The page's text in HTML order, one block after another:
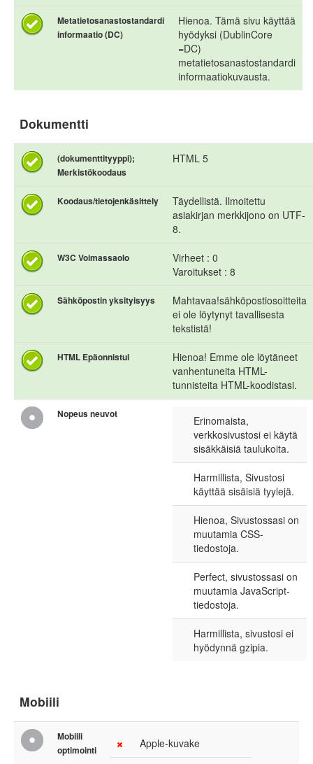
Metatietosanastostandardi
informaatio (DC)
Hienoa. Tämä sivu käyttää
hyödyksi (DublinCore
=DC)
metatietosanastostandardi
informaatiokuvausta.
Dokumentti
(dokumenttityyppi);
Merkistökoodaus
HTML 5
Koodaus/tietojenkäsittely
Täydellistä. Ilmoitettu
asiakirjan merkkijono on UTF-
8.
W3C Voimassaolo
Virheet : 0
Varoitukset : 8
Sähköpostin yksityisyys
Mahtavaa!sähköpostiosoitteita
ei ole löytynyt tavallisesta
tekstistä!
HTML Epäonnistui
Hienoa! Emme ole löytäneet
vanhentuneita HTML-
tunnisteita HTML-koodistasi.
Nopeus neuvot
Erinomaista,
verkkosivustosi ei käytä
sisäkkäisiä taulukoita.
Harmillista, Sivustosi
käyttää sisäisiä tyylejä.
Hienoa, Sivustossasi on
muutamia CSS-
tiedostoja.
Perfect, sivustossasi on
muutamia JavaScript-
tiedostoja.
Harmillista, sivustosi ei
hyödynnä gzipia.
Mobiili
Mobiili
optimointi
Apple-kuvake